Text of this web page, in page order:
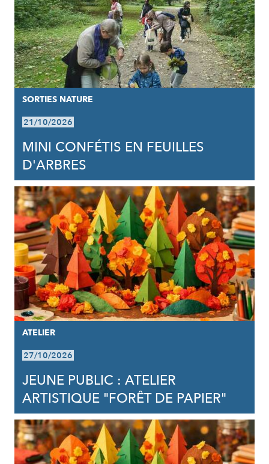
SORTIES NATURE
21/10/2026
MINI CONFÉTIS EN FEUILLES
D'ARBRES
ATELIER
27/10/2026
JEUNE PUBLIC : ATELIER
ARTISTIQUE "FORÊT DE PAPIER"